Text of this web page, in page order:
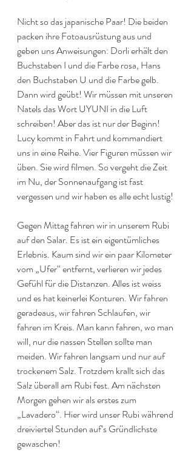
Nicht so das japanische Paar! Die beiden
packen ihre Fotoausrüstung aus und
geben uns Anweisungen: Dorli erhält den
Buchstaben I und die Farbe rosa, Hans
den Buchstaben U und die Farbe gelb.
Dann wird geübt! Wir müssen mit unseren
Natels das Wort UYUNI in die Luft
schreiben! Aber das ist nur der Beginn!
Lucy kommt in Fahrt und kommandiert
uns in eine Reihe. Vier Figuren müssen wir
üben. Sie wird filmen. So vergeht die Zeit
im Nu, der Sonnenaufgang ist fast
vergessen und wir haben es alle echt lustig!
Gegen Mittag fahren wir in unserem Rubi
auf den Salar. Es ist ein eigentümliches
Erlebnis. Kaum sind wir ein paar Kilometer
vom „Ufer“ entfernt, verlieren wir jedes
Gefühl für die Distanzen. Alles ist weiss
und es hat keinerlei Konturen. Wir fahren
geradeaus, wir fahren Schlaufen, wir
fahren im Kreis. Man kann fahren, wo man
will, nur die nassen Stellen sollte man
meiden. Wir fahren langsam und nur auf
trockenem Salz. Trotzdem krallt sich das
Salz überall am Rubi fest. Am nächsten
Morgen gehen wir als erstes zum
„Lavadero“. Hier wird unser Rubi während
dreiviertel Stunden auf‘s Gründlichste
gewaschen!